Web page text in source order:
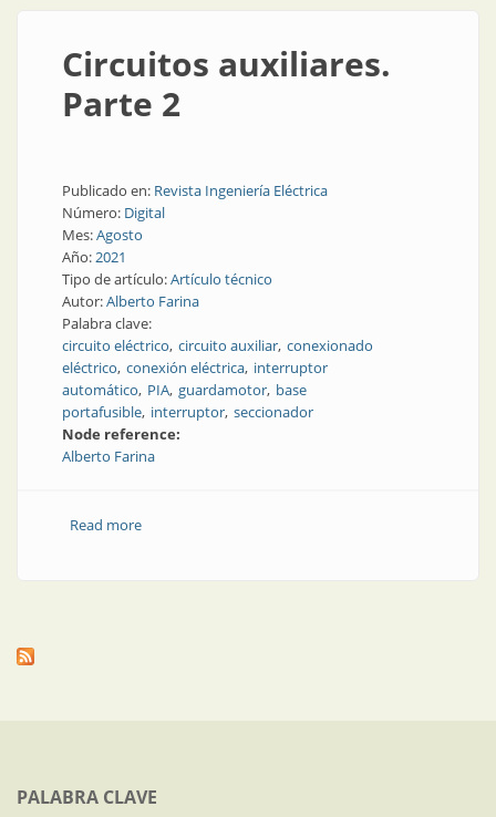
Circuitos auxiliares.
Parte 2
Publicado en: Revista Ingeniería Eléctrica
Número: Digital
Mes:Agosto
Año:2021
Tipo de artículo:Artículo técnico
Autor:Alberto Farina
Palabra clave:
circuito eléctrico circuito auxiliar conexionado
eléctrico conexión eléctrica interruptor
automático PIA guardamotor base
portafusible interruptor seccionador
Node reference:
Alberto Farina
Read moreabout Circuitos auxiliares. Parte 2
PALABRA CLAVE